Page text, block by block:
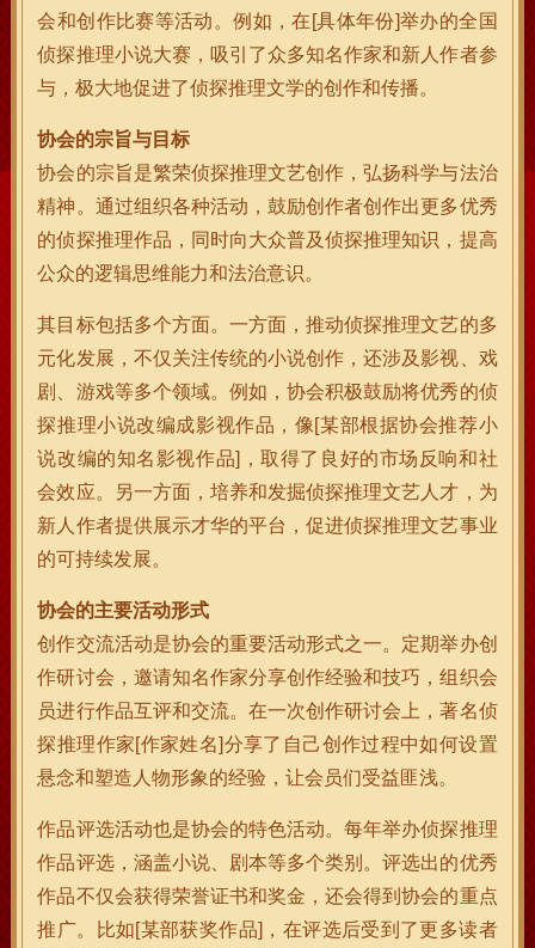
会和创作比赛等活动。例如，在[具体年份]举办的全国
侦探推理小说大赛，吸引了众多知名作家和新人作者参
与，极大地促进了侦探推理文学的创作和传播。
协会的宗旨与目标
协会的宗旨是繁荣侦探推理文艺创作，弘扬科学与法治
精神。通过组织各种活动，鼓励创作者创作出更多优秀
的侦探推理作品，同时向大众普及侦探推理知识，提高
公众的逻辑思维能力和法治意识。
其目标包括多个方面。一方面，推动侦探推理文艺的多
元化发展，不仅关注传统的小说创作，还涉及影视、戏
剧、游戏等多个领域。例如，协会积极鼓励将优秀的侦
探推理小说改编成影视作品，像[某部根据协会推荐小
说改编的知名影视作品]，取得了良好的市场反响和社
会效应。另一方面，培养和发掘侦探推理文艺人才，为
新人作者提供展示才华的平台，促进侦探推理文艺事业
的可持续发展。
协会的主要活动形式
创作交流活动是协会的重要活动形式之一。定期举办创
作研讨会，邀请知名作家分享创作经验和技巧，组织会
员进行作品互评和交流。在一次创作研讨会上，著名侦
探推理作家[作家姓名]分享了自己创作过程中如何设置
悬念和塑造人物形象的经验，让会员们受益匪浅。
作品评选活动也是协会的特色活动。每年举办侦探推理
作品评选，涵盖小说、剧本等多个类别。评选出的优秀
作品不仅会获得荣誉证书和奖金，还会得到协会的重点
推广。比如[某部获奖作品]，在评选后受到了更多读者